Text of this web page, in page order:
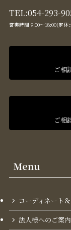
TEL:054-293-
営業時間 9:00〜18:00(定休
ご相
ご相
Menu
コーディネート
法人様へのご案内